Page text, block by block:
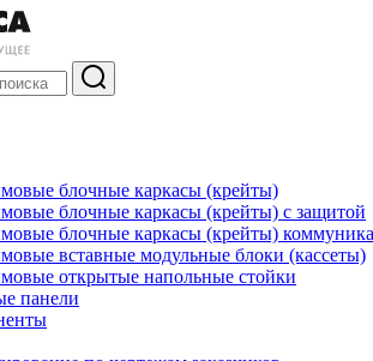
блочные каркасы (крейты)
блочные каркасы (крейты) с защитой
блочные каркасы (крейты)
вставные модульные блоки (кассеты)
открытые напольные стойки
панели